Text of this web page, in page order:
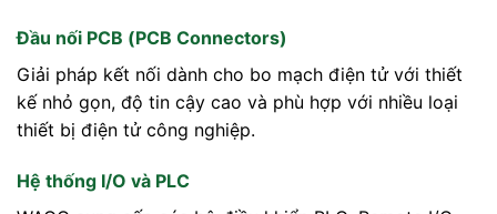
Đầu nối PCB (PCB Connectors)
Giải pháp kết nối dành cho bo mạch điện tử với thiết
kế nhỏ gọn, độ tin cậy cao và phù hợp với nhiều loại
thiết bị điện tử công nghiệp.
Hệ thống I/O và PLC